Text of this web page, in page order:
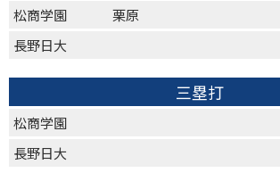
松商学園
栗原
長野日大
三塁打
松商学園
長野日大